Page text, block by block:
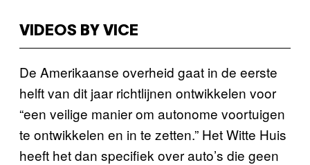
VIDEOS BY VICE
De Amerikaanse overheid gaat in de eerste
helft van dit jaar richtlijnen ontwikkelen voor
“een veilige manier om autonome voortuigen
te ontwikkelen en in te zetten.” Het Witte Huis
heeft het dan specifiek over auto’s die geen